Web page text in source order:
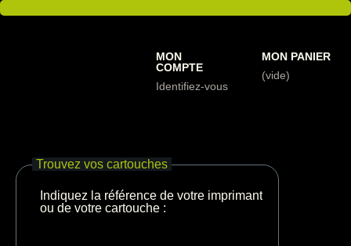
MON
COMPTE
Identifiez-vous
MON PANIER
(vide)
Trouvez vos cartouches
Indiquez la référence de votre imprimante
ou de votre cartouche :